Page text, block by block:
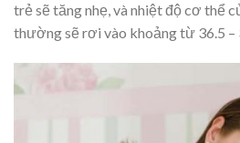
trẻ sẽ tăng nhẹ, và nhiệt độ cơ thể
thường sẽ rơi vào khoảng từ 36.5 –